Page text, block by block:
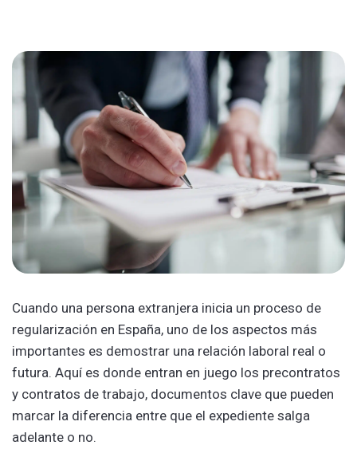
Cuando una persona extranjera inicia un proceso de
regularización en España, uno de los aspectos más
importantes es demostrar una relación laboral real o
futura. Aquí es donde entran en juego los precontratos
y contratos de trabajo, documentos clave que pueden
marcar la diferencia entre que el expediente salga
adelante o no.